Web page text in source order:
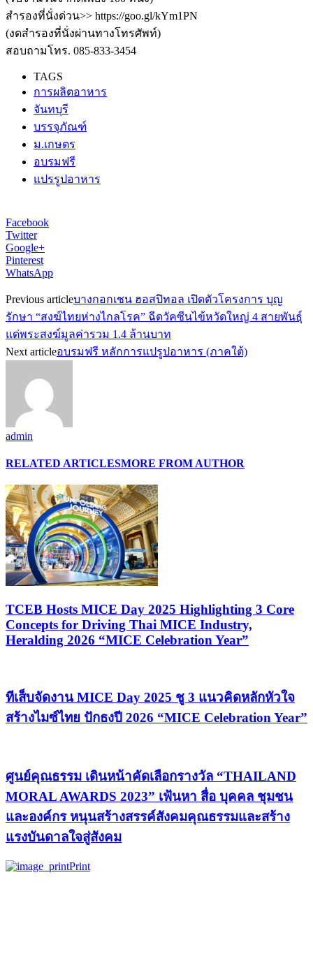
สำรองที่นั่งด่วน>> https://goo.gl/kYm1PN
(งดสำรองที่นั่งผ่านทางโทรศัพท์)
สอบถามโทร. 085-833-3454
TAGS
การผลิตอาหาร
จันทบุรี
บรรจุภัณฑ์
ม.เกษตร
อบรมฟรี
แปรรูปอาหาร
Facebook
Twitter
Google+
Pinterest
WhatsApp
Previous articleบางกอกเชน ฮอสปิทอล เปิดตัวโครงการ บุญ
รักษา “สงฆ์ไทยห่างไกลโรค” ฉีดวัคซีนไข้หวัดใหญ่ 4 สายพันธุ์
แด่พระสงฆ์มูลค่ารวม 1.4 ล้านบาท
Next articleอบรมฟรี หลักการแปรูปอาหาร (ภาคใต้)
admin
RELATED ARTICLESMORE FROM AUTHOR
TCEB Hosts MICE Day 2025 Highlighting 3 Core
Concepts for Driving Thai MICE Industry,
Heralding 2026 “MICE Celebration Year”
ทีเส็บจัดงาน MICE Day 2025 ชู 3 แนวคิดหลักหัวใจ
สร้างไมซ์ไทย ปักธงปี 2026 “MICE Celebration Year”
ศูนย์คุณธรรม เดินหน้าคัดเลือกรางวัล “THAILAND
MORAL AWARDS 2023” เฟ้นหา สื่อ บุคคล ชุมชน
และองค์กร หนุนสร้างสรรค์สังคมคุณธรรมและสร้าง
แรงบันดาลใจสู่สังคม
Print